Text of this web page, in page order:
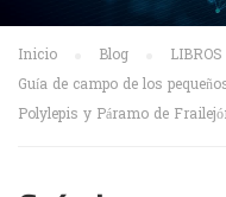
Inicio Blog
LIBROS
Guía de campo de los
Polylepis y Páramo de